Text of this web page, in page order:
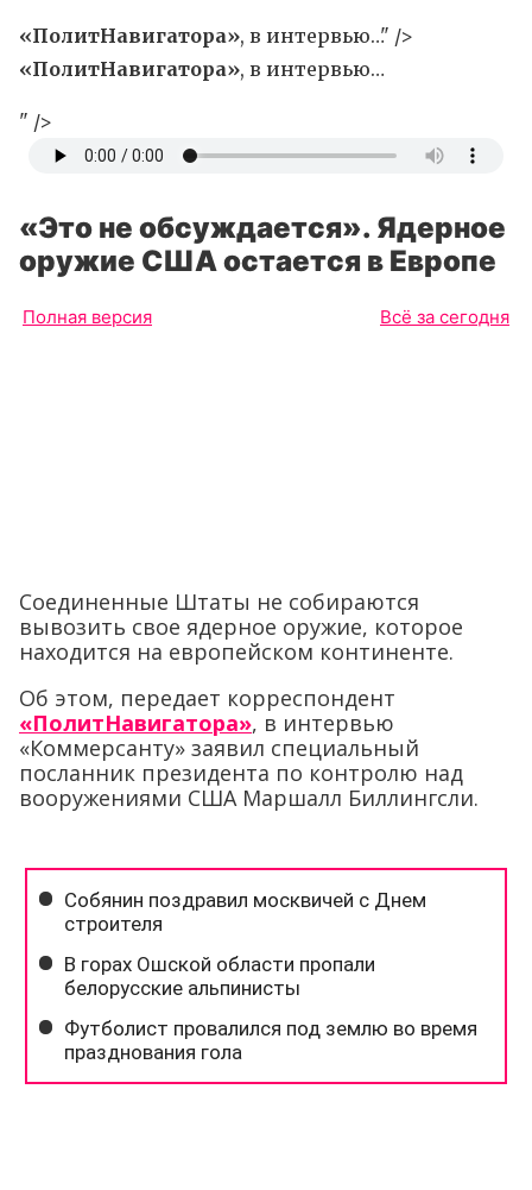
«ПолитНавигатора», в интервью…" />
«ПолитНавигатора», в интервью…
" />
«Это не обсуждается». Ядерное
оружие США остается в Европе
Полная версия Всё за сегодня
Соединенные Штаты не собираются
вывозить свое ядерное оружие, которое
находится на европейском континенте.
Об этом, передает корреспондент
«ПолитНавигатора», в интервью
«Коммерсанту» заявил специальный
посланник президента по контролю над
вооружениями США Маршалл Биллингсли.